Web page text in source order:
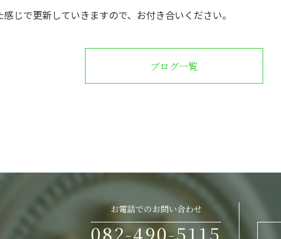
感じで更新していきますので、お付き合いください。
ブログ一覧
お電話でのお問い合わせ
082-490-5115